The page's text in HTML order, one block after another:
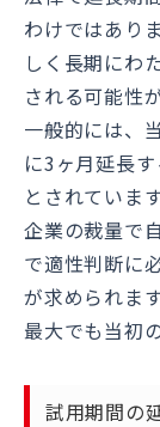
わけではあり
しく長期にわ
される可能性
一般的には、
に3ヶ月延長
とされています
企業の裁量で
で適性判断に
が求められます
最大でも当初
試用期間の